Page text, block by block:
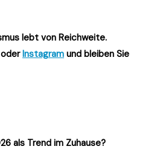
lebt von Reichweite.
oderInstagram und bleiben Sie
als Trend im Zuhause?